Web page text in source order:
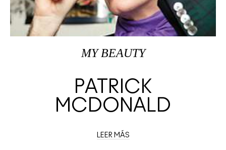
MY BEAUTY
PATRICK
MCDONALD
LEER MÁS